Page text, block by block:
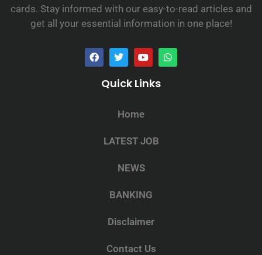
cards. Stay informed with our easy-to-read articles and
get all your essential information in one place!
Quick Links
Home
LATEST JOB
NEWS
BANKING
Disclaimer
Contact Us